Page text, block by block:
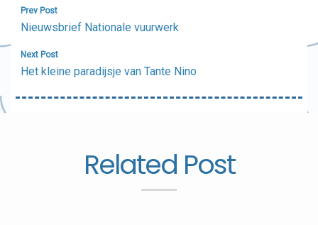
Bericht
navigatie
Prev Post
Nieuwsbrief Nationale vuurwerk
Next Post
Het kleine paradijsje van Tante Nino
Related Post